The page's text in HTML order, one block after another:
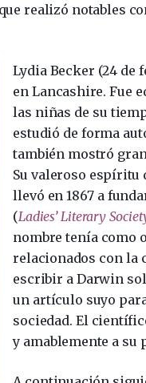
realizó notables
Lydia Becker (24 de
en Lancashire. Fue
las niñas de su
estudió de forma
también mostró
Su valeroso espíritu
llevó en 1867 a
(Ladies’ Literary
nombre tenía como
relacionados con la
escribir a Darwin
un artículo suyo
sociedad. El
y amablemente a su